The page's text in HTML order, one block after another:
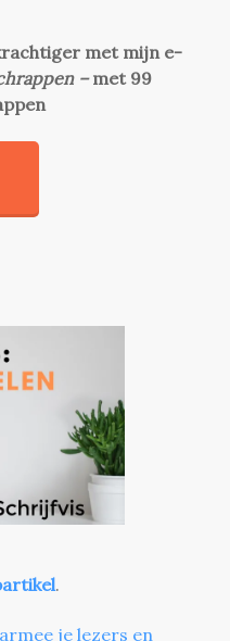
met mijn e-
–met 99
.
je lezers en